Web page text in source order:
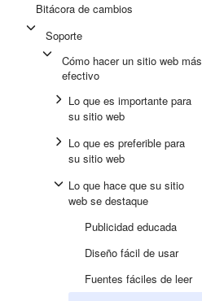
Bitácora de cambios
Soporte
Cómo hacer un sitio web más
efectivo
Lo que es importante para
su sitio web
Lo que es preferible para
su sitio web
Lo que hace que su sitio
web se destaque
Publicidad educada
Diseño fácil de usar
Fuentes fáciles de leer